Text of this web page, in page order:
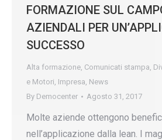
FORMAZIONE SUL
AZIENDALI PER
SUCCESSO
Alta formazione, Comunicati stampa,
e Motori, Impresa, News
By Democenter Agosto 31, 2017
Molte aziende ottengono
nell’applicazione dalla lean. I